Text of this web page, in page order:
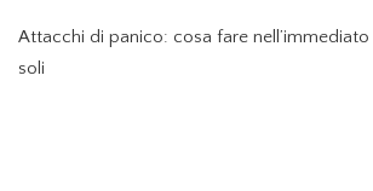
Attacchi di panico: cosa fare nell’immediato
soli